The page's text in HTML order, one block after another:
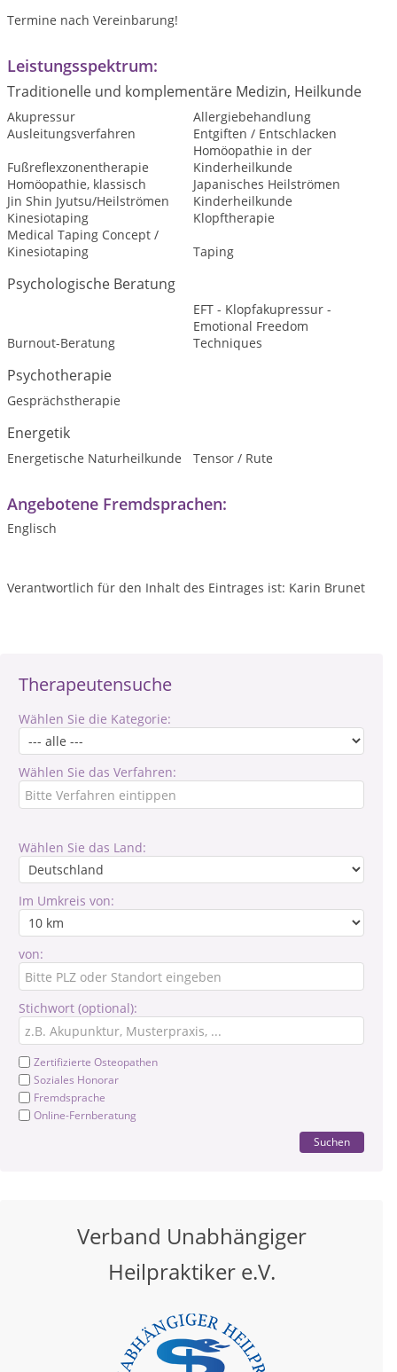
Therapeutensuche
Wählen Sie die Kategorie:
Wählen Sie das Verfahren:
Wählen Sie das Land:
Im Umkreis von:
von:
Stichwort (optional):
Zertifizierte Osteopathen
Soziales Honorar
Fremdsprache
Online-Fernberatung
Suchen
Verband Unabhängiger
Heilpraktiker e.V.
Termine nach Vereinbarung!
Leistungsspektrum:
Traditionelle und komplementäre Medizin, Heilkunde
Akupressur
Allergiebehandlung
Ausleitungsverfahren
Entgiften / Entschlacken
Fußreflexzonentherapie
Homöopathie in der
Kinderheilkunde
Homöopathie, klassisch
Japanisches Heilströmen
Jin Shin Jyutsu/Heilströmen
Kinderheilkunde
Kinesiotaping
Klopftherapie
Medical Taping Concept /
Kinesiotaping
Taping
Psychologische Beratung
Burnout-Beratung
EFT - Klopfakupressur -
Emotional Freedom
Techniques
Psychotherapie
Gesprächstherapie
Energetik
Energetische Naturheilkunde Tensor / Rute
Angebotene Fremdsprachen:
Englisch
Verantwortlich für den Inhalt des Eintrages ist: Karin Brunet